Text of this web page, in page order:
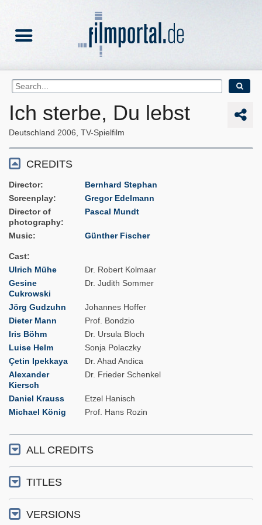
Ich sterbe, Du lebst
Deutschland 2006 TV-Spielfilm
CREDITS
Director
Bernhard Stephan
Screenplay
Gregor Edelmann
Director of
photography
Pascal Mundt
Music Günther Fischer
Cast
Ulrich Mühe
Dr. Robert Kolmaar
Gesine
Cukrowski
Dr. Judith Sommer
Jörg Gudzuhn
Johannes Hoffer
Dieter Mann
Prof. Bondzio
Iris Böhm
Dr. Ursula Bloch
Luise Helm
Sonja Polaczky
Çetin Ipekkaya
Dr. Ahad Andica
Alexander
Kiersch
Dr. Frieder Schenkel
Daniel Krauss
Etzel Hanisch
Michael König
Prof. Hans Rozin
ALL CREDITS
TITLES
VERSIONS